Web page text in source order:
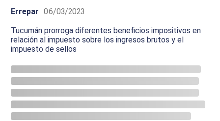
Errepar 06/03/2023
Tucumán prorroga diferentes beneficios impositivos en
relación al impuesto sobre los ingresos brutos y el
impuesto de sellos